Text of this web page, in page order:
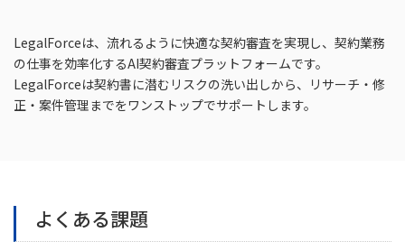
LegalForceは、流れるように快適な契約審査を実現し、契約業務
の仕事を効率化するAI契約審査プラットフォームです。
LegalForceは契約書に潜むリスクの洗い出しから、リサーチ・修
正・案件管理までをワンストップでサポートします。
よくある課題